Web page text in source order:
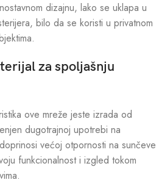
dizajnu, lako se uklapa u
bilo da se koristi u privatnom
za spoljašnju
ove mreže jeste izrada od
dugotrajnoj upotrebi na
većoj otpornosti na sunčeve
funkcionalnost i izgled tokom